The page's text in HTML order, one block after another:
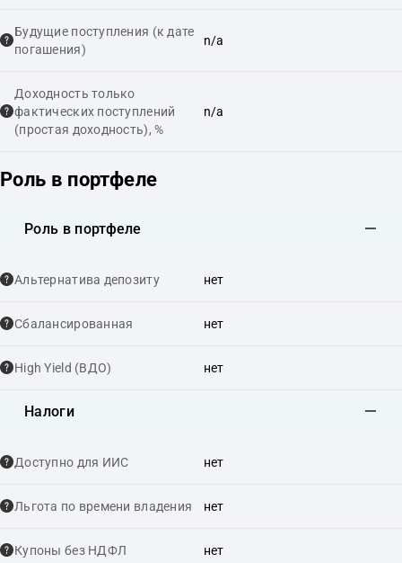
Будущие поступления (к дате
погашения)
n/a
Доходность только
фактических поступлений
(простая доходность), %
n/a
Роль в портфеле
Роль в портфеле
Альтернатива депозиту нет
Сбалансированная нет
High Yield (ВДО) нет
Налоги
Доступно для ИИС нет
Льгота по времени владения нет
Купоны без НДФЛ нет